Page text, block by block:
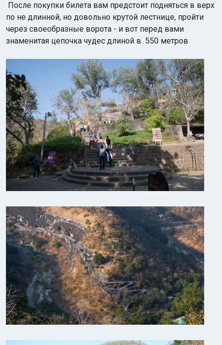
После покупки билета вам предстоит подняться в верх
по не длинной, но довольно крутой лестнице, пройти
через своеобразные ворота - и вот перед вами
знаменитая цепочка чудес длиной в 550 метров